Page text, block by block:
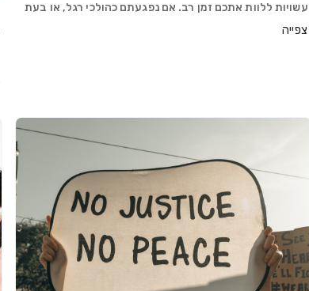
עשויות ללוות אתכם זמן רב. אם נפגעתם כהולכי רגל, או בעת
רכיבה על אופניים רגילים, חשמליים או קורקינט דעו שאתם
צפייה